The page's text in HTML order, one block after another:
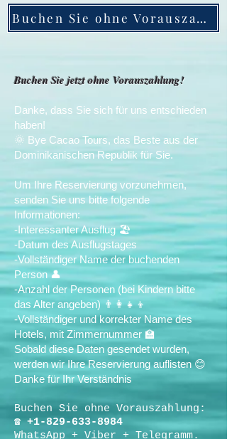
Buchen Sie ohne Vorauszahlung
Buchen Sie jetzt ohne Vorauszahlung!
Danke, dass Sie sich für uns entschieden
haben!
🌞 Bye Cacao Tours, das Beste aus der
Dominikanischen Republik für Sie.
Um Ihre Reservierung vorzunehmen,
senden Sie uns bitte folgende
Informationen:
-Interessanter Ausflug 🏖️
-Datum des Ausflugstages
-Vollständiger Name der buchenden
Person 👤
-Anzahl der Personen (bei Kindern bitte
das Alter angeben) 👨‍👩‍👧‍👦
-Vollständiger und korrekter Name des
Hotels, mit Zimmernummer 🏫
Sobald diese Daten gesendet wurden,
werden wir Ihre Reservierung auflisten 😊
Danke für Ihr Verständnis
Buchen Sie ohne Vorauszahlung:
☎ +1-829-633-8984
WhatsApp + Viber + Telegramm.